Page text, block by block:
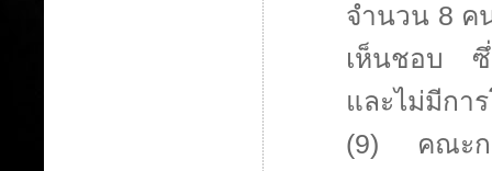
จำนวน 8 ค
เห็นชอบ
และไม่มีกา
(9) คณะกร